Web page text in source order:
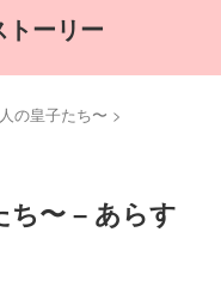
ーリー
の皇子たち〜 >
ち〜 – あらす